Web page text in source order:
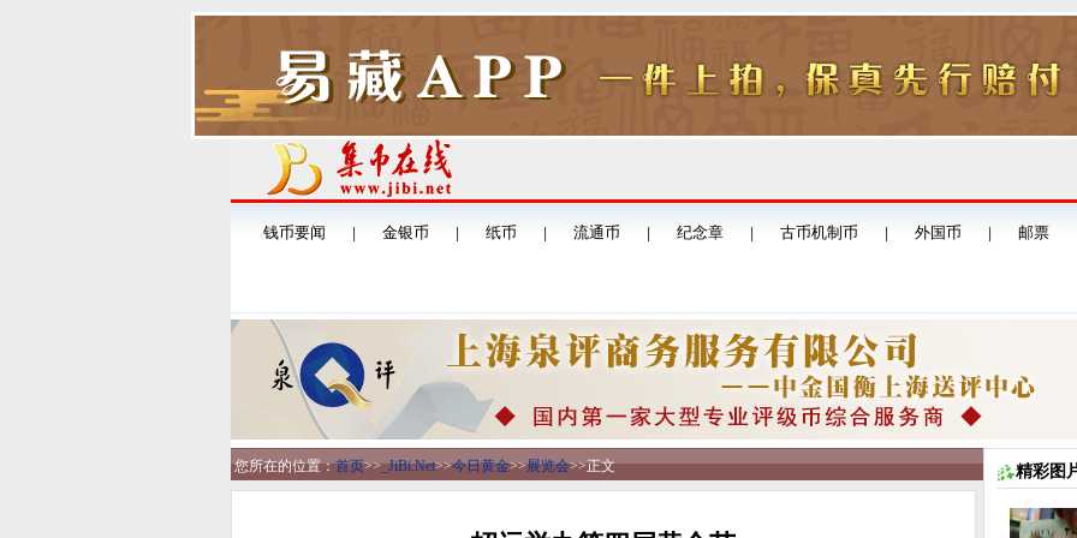
您所在的位置：首页>>_JiBi.Net>>今日黄金>>展览会>>正文 精彩图